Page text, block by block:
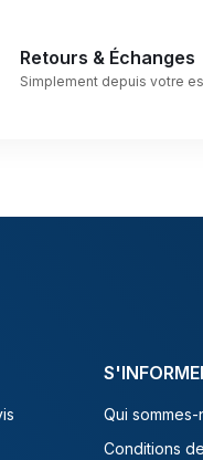
Retours & Échanges
Simplement depuis votre
Qui sommes-
Conditions